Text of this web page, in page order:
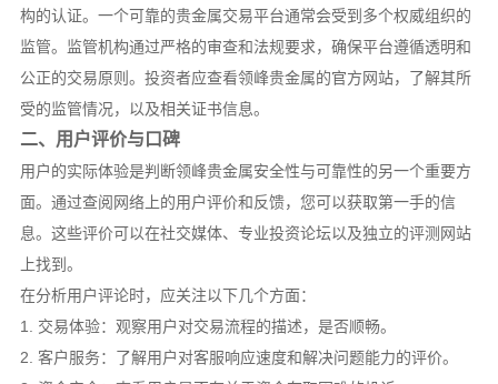
构的认证。一个可靠的贵金属交易平台通常会受到多个权威组织的
监管。 监管机构通过严格的审查和法规要求，确保平台遵循透明和
公正的交易原则。投资者应查看领峰贵金属的官方网站，了解其所
受的监管情况，以及相关证书信息。
二、用户评价与口碑
用户的实际体验是判断领峰贵金属安全性与可靠性的另一个重要方
面。通过查阅网络上的用户评价和反馈，您可以获取第一手的信
息。这些评价可以在社交媒体、专业投资论坛以及独立的评测网站
上找到。
在分析用户评论时，应关注以下几个方面：
1. 交易体验：观察用户对交易流程的描述，是否顺畅。
2. 客户服务：了解用户对客服响应速度和解决问题能力的评价。